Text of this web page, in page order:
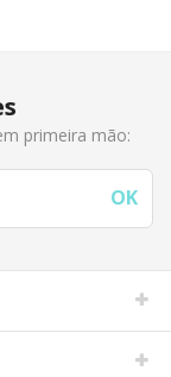
primeira mão: